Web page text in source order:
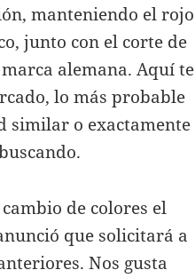
manteniendo el rojo
junto con el corte de
alemana. Aquí te
lo más probable
similar o exactamente
de colores el
que solicitará a
Nos gusta